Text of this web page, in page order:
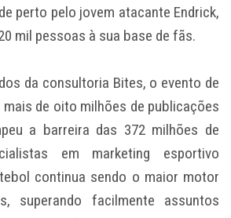
perto pelo jovem atacante Endrick,
mil pessoas à sua base de fãs.
da consultoria Bites, o evento de
de oito milhões de publicações
a barreira das 372 milhões de
em marketing esportivo
continua sendo o maior motor
superando facilmente assuntos